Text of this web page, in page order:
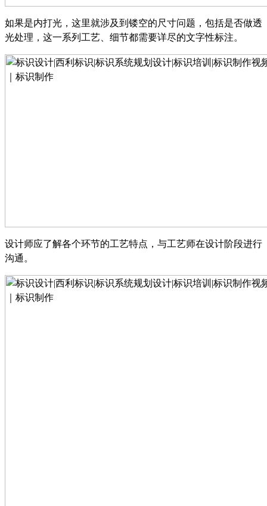
如果是内打光，这里就涉及到镂空的尺寸问题，包括是否做透
光处理，这一系列工艺、细节都需要详尽的文字性标注。
设计师应了解各个环节的工艺特点，与工艺师在设计阶段进行
沟通。